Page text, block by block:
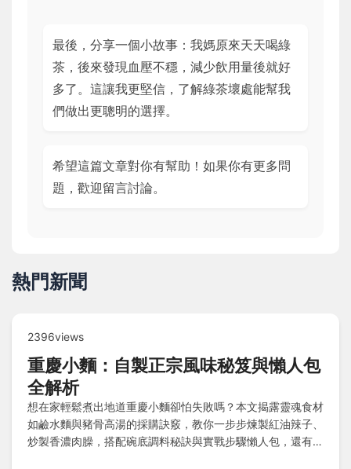
最後，分享一個小故事：我媽原來天天喝綠
茶，後來發現血壓不穩，減少飲用量後就好
多了。這讓我更堅信，了解綠茶壞處能幫我
們做出更聰明的選擇。
希望這篇文章對你有幫助！如果你有更多問
題，歡迎留言討論。
熱門新聞
2396views
重慶小麵：自製正宗風味秘笈與懶人包
全解析
想在家輕鬆煮出地道重慶小麵卻怕失敗嗎？本文揭露靈魂食材
如鹼水麵與豬骨高湯的採購訣竅，教你一步步煉製紅油辣子、
炒製香濃肉臊，搭配碗底調料秘訣與實戰步驟懶人包，還有常